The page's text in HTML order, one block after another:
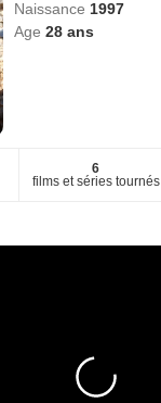
Naissance 1997
Age28 ans
6
films et séries tournés